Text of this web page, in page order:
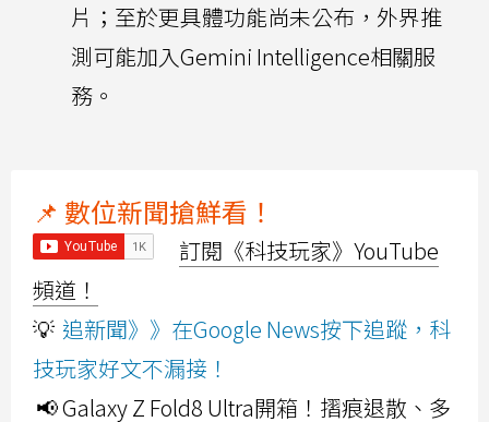
片；至於更具體功能尚未公布，外界推
測可能加入Gemini Intelligence相關服
務。
📌 數位新聞搶鮮看！
訂閱《科技玩家》YouTube
頻道！
💡 追新聞》》在Google News按下追蹤，科
技玩家好文不漏接！
📢 Galaxy Z Fold8 Ultra開箱！摺痕退散、多